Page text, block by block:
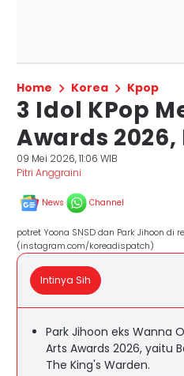
Home Korea Kpop
3 Idol KPop
Awards
09 Mei 2026, 11:06 WIB
Pitri Anggraini
News Channel
potret Yoona SNSD dan Park Jihoon
(instagram.com/koreadispatch)
Intinya Sih
Park Jihoon eks Wanna
Arts Awards 2026, yaitu
The King's Warden.